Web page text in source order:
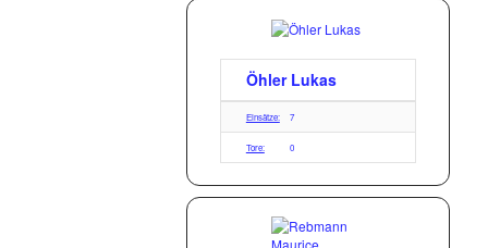
Öhler Lukas
Einsätze: 7
Tore: 0